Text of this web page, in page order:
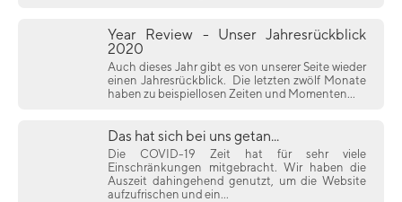
Year Review - Unser Jahresrückblick
2020
Auch dieses Jahr gibt es von unserer Seite wieder
einen Jahresrückblick. Die letzten zwölf Monate
haben zu beispiellosen Zeiten und Momenten...
Das hat sich bei uns getan...
Die COVID-19 Zeit hat für sehr viele
Einschränkungen mitgebracht. Wir haben die
Auszeit dahingehend genutzt, um die Website
aufzufrischen und ein...